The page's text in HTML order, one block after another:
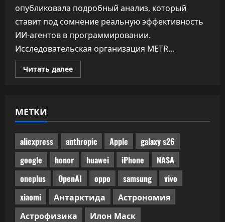
опубликовала подробный анализ, который
ставит под сомнение реальную эффективность
ИИ-агентов в программировании.
Исследовательская организация METR...
Читать далееПрочитать
больше
не
прошла
ручного
код-
ревью
МЕТКИ
aliexpress anthropic Apple
galaxy s26
google
honor huawei iPhone
NASA
oneplus
OpenAI oppo samsung
vivo
xiaomi
Антарктида
Астрономия
Астрофизика
Илон Маск